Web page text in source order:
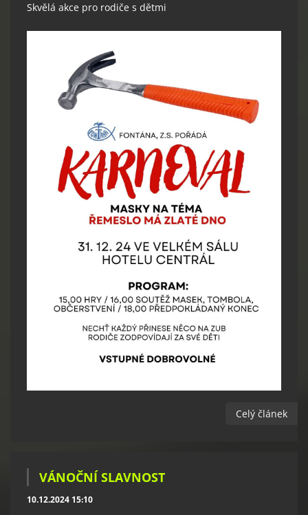
Skvělá akce pro rodiče s dětmi
Celý článek
VÁNOČNÍ SLAVNOST
10.12.2024 15:10